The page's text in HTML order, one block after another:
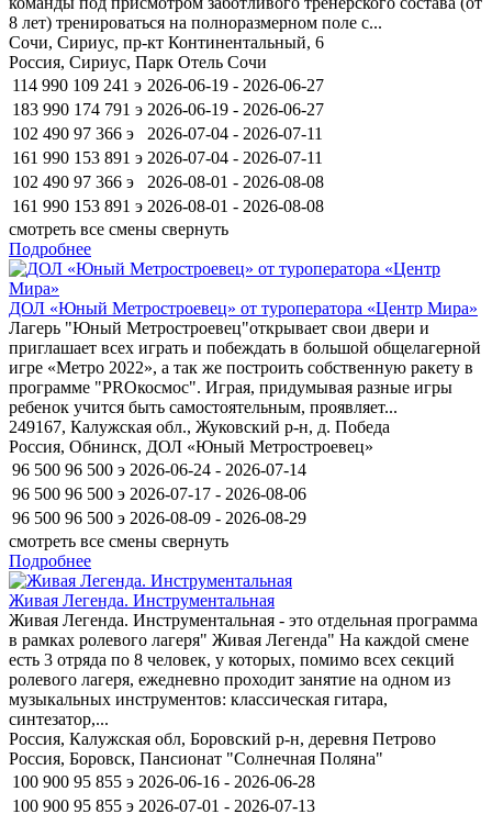
8 лет) тренироваться на полноразмерном поле с...
Сочи, Сириус, пр-кт Континентальный, 6
Россия, Сириус, Парк Отель Сочи
114 990 109 241 э 2026-06-19 - 2026-06-27
183 990 174 791 э 2026-06-19 - 2026-06-27
102 490 97 366 э
2026-07-04 - 2026-07-11
161 990 153 891 э 2026-07-04 - 2026-07-11
102 490 97 366 э
2026-08-01 - 2026-08-08
161 990 153 891 э 2026-08-01 - 2026-08-08
смотреть все смены свернуть
Подробнее
ДОЛ «Юный Метростроевец» от туроператора «Центр Мира»
Лагерь "Юный Метростроевец"открывает свои двери и
приглашает всех играть и побеждать в большой общелагерной
игре «Метро 2022», а так же построить собственную ракету в
программе "PROкосмос". Играя, придумывая разные игры
ребенок учится быть самостоятельным, проявляет...
249167, Калужская обл., Жуковский р-н, д. Победа
Россия, Обнинск, ДОЛ «Юный Метростроевец»
96 500 96 500 э 2026-06-24 - 2026-07-14
96 500 96 500 э 2026-07-17 - 2026-08-06
96 500 96 500 э 2026-08-09 - 2026-08-29
смотреть все смены свернуть
Подробнее
Живая Легенда. Инструментальная
Живая Легенда. Инструментальная - это отдельная программа
в рамках ролевого лагеря" Живая Легенда" На каждой смене
есть 3 отряда по 8 человек, у которых, помимо всех секций
ролевого лагеря, ежедневно проходит занятие на одном из
музыкальных инструментов: классическая гитара,
синтезатор,...
Россия, Калужская обл, Боровский р-н, деревня Петрово
Россия, Боровск, Пансионат "Солнечная Поляна"
100 900 95 855 э 2026-06-16 - 2026-06-28
100 900 95 855 э 2026-07-01 - 2026-07-13